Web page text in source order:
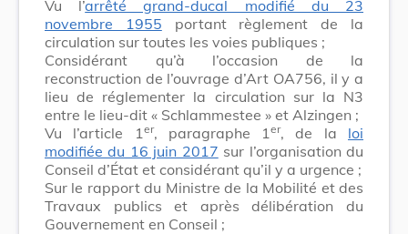
Vu l’arrêté grand-ducal modifié du 23
novembre 1955 portant règlement de la
circulation sur toutes les voies publiques ;
Considérant qu’à l’occasion de la
reconstruction de l’ouvrage d’Art OA756, il y a
lieu de réglementer la circulation sur la N3
entre le lieu-dit « Schlammestee » et Alzingen ;
Vu l’article 1 er, paragraphe 1er, de la loi
modifiée du 16 juin 2017 sur l’organisation du
Conseil d’État et considérant qu’il y a urgence ;
Sur le rapport du Ministre de la Mobilité et des
Travaux publics et après délibération du
Gouvernement en Conseil ;